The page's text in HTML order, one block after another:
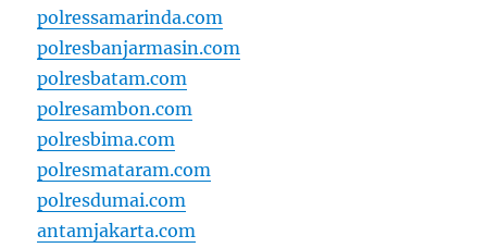
polressamarinda.com
polresbanjarmasin.com
polresbatam.com
polresambon.com
polresbima.com
polresmataram.com
polresdumai.com
antamjakarta.com